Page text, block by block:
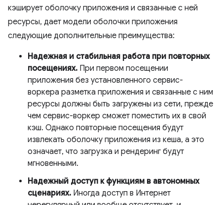
кэширует оболочку приложения и связанные с ней
ресурсы, дает модели оболочки приложения
следующие дополнительные преимущества:
Надежная и стабильная работа при повторных
посещениях. При первом посещении
приложения без установленного сервис-
воркера разметка приложения и связанные с ним
ресурсы должны быть загружены из сети, прежде
чем сервис-воркер сможет поместить их в свой
кэш. Однако повторные посещения будут
извлекать оболочку приложения из кеша, а это
означает, что загрузка и рендеринг будут
мгновенными.
Надежный доступ к функциям в автономных
сценариях. Иногда доступ в Интернет